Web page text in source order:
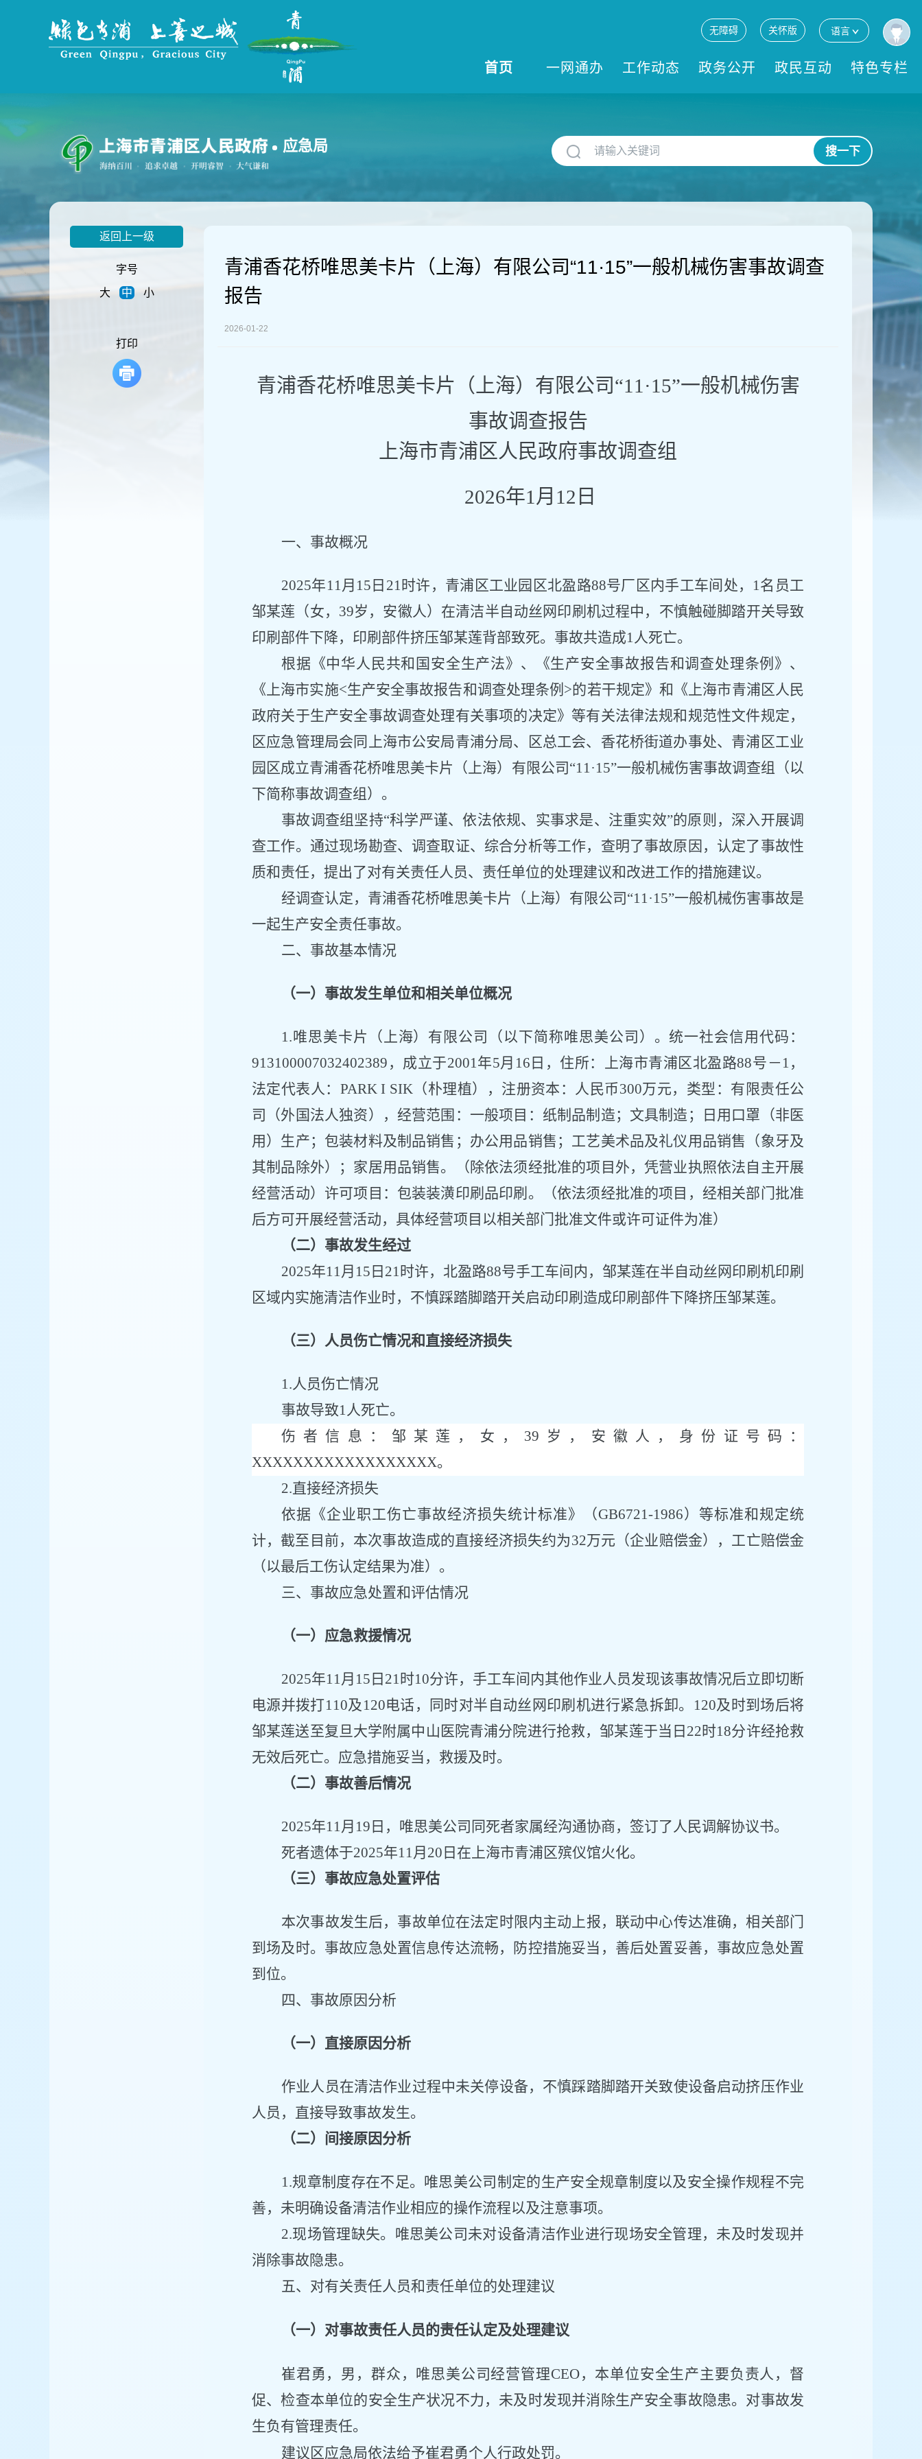
到
主
要
内
无障碍 关怀版 语言
首页 一网通办 工作动态 政务公开 政民互动 特色专栏
应急局 搜一下
返回上一级
字号
大
中 小
打印
青浦香花桥唯思美卡片（上海）有限公司“11·15”一般机械伤害事故调查
报告
2026-01-22
青浦香花桥唯思美卡片（上海）有限公司“11·15”一般机械伤害
事故调查报告
上海市青浦区人民政府事故调查组
2026年1月12日
一、事故概况
2025年11月15日21时许，青浦区工业园区北盈路88号厂区内手工车间处，1名员工
邹某莲（女，39岁，安徽人）在清洁半自动丝网印刷机过程中，不慎触碰脚踏开关导致
印刷部件下降，印刷部件挤压邹某莲背部致死。事故共造成1人死亡。
根据《中华人民共和国安全生产法》、《生产安全事故报告和调查处理条例》、
《上海市实施<生产安全事故报告和调查处理条例>的若干规定》和《上海市青浦区人民
政府关于生产安全事故调查处理有关事项的决定》等有关法律法规和规范性文件规定，
区应急管理局会同上海市公安局青浦分局、区总工会、 香花桥街道办事处、青浦区工业
园区成立青浦香花桥唯思美卡片（上海） 有限公司 “11·15”一般机械伤害事故调查组（以
下简称事故调查组） 。
事故调查组坚持“科学严谨、依法依规、实事求是、注重实效”的原则，深入开展调
查工作。通过现场勘查、调查取证、综合分析等工作，查明了事故原因，认定了事故性
质和责任，提出了对有关责任人员、责任单位的处理建议和改进工作的措施建议。
经调查认定，青浦香花桥唯思美卡片（上海） 有限公司 “11·15”一般机械伤害事故是
一起生产安全责任事故。
二、事故基本情况
（一）事故发生单位和相关单位概况
1.唯思美卡片（上海）有限公司（以下简称唯思美公司）。 统一社会信用代码：
913100007032402389 ，成立于2001年5月 16 日，住所： 上海市青浦区北盈路88号－1，
法定代表人： PARK I SIK（朴理植） ，注册资本： 人民币300万元，类型： 有限责任公
司（外国法人独资）
，经营范围： 一般项目：纸制品制造；文具制造；日用口罩（非医
用）生产；包装材料及制品销售；办公用品销售；工艺美术品及礼仪用品销售（象牙及
其制品除外）；家居用品销售。（除依法须经批准的项目外，凭营业执照依法自主开展
经营活动）许可项目：包装装潢印刷品印刷。（依法须经批准的项目，经相关部门批准
后方可开展经营活动，具体经营项目以相关部门批准文件或许可证件为准）
（二）事故发生经过
2025年11月 15 日 21时许， 北盈路88号手工车间内 ， 邹某莲在半自动丝网印刷机印刷
区域内实施清洁作业时，不慎踩踏脚踏开关启动印刷造成印刷部件下降挤压邹某莲。
（三）人员伤亡情况和直接经济损失
1.人员伤亡情况
事故导致1人死亡。
伤者信息： 邹某莲 ， 女 ， 39 岁， 安徽 人，身份证号码
：
XXXXXXXXXXXXXXXXXX。
2.直接经济损失
依据《企业职工伤亡事故经济损失统计标准》（GB6721-1986）等标准和规定统
计，截至目前， 本次事故造成的直接经济损失约为32万元（企业赔偿金），工亡赔偿金
（以最后工伤认定结果为准） 。
三、事故应急处置和评估情况
（一）应急救援情况
2025年11月15日21时10分许，手工车间内其他作业人员发现该事故情况后立即切断
电源并拨打110及120电话，同时对半自动丝网印刷机进行紧急拆卸。120及时到场后将
邹某莲送至复旦大学附属中山医院青浦分院进行抢救，邹某莲于当日 22时18分许经抢救
无效后死亡。应急措施妥当，救援及时。
（二）事故善后情况
2025年11月19日， 唯思美公司 同死者家属经沟通协商，签订了人民调解协议书。
死者遗体于2025年11月20日在上海市青浦区殡仪馆火化。
（三）事故应急处置评估
本次事故发生后，事故单位在法定时限内主动 上报，联动中心传达准确，相关部门
到场及时。事故应急处置信息传达流畅，防控措施妥当 ，善后处置妥善，事故应急处置
到位。
四、事故原因分析
（一）直接原因分析
作业人员在清洁作业过程中未关停设备，不慎踩踏脚踏开关致使设备启动挤压作业
人员，直接导致事故发生。
（二）间接原因分析
1.规章制度存在不足。唯思美公司制定的生产安全规章制度以及安全操作规程不完
善，未明确设备清洁作业相应的操作流程以及注意事项。
2.现场管理缺失。唯思美公司未对设备清洁作业进行现场安全管理，未及时发现并
消除事故隐患。
五、 对有关责任人员和责任单位的处理建议
（一）对事故责任人员的责任认定及处理建议
崔君勇 ，男，群众， 唯思美公司 经营管理CEO， 本单位安全生产主要负责人 ， 督
促、检查本单位的安全生产状况不力，未及时发现并消除生产安全事故隐患。 对事故发
生负有管理责任。
建议区应急局依法给予崔君勇个人行政处罚。